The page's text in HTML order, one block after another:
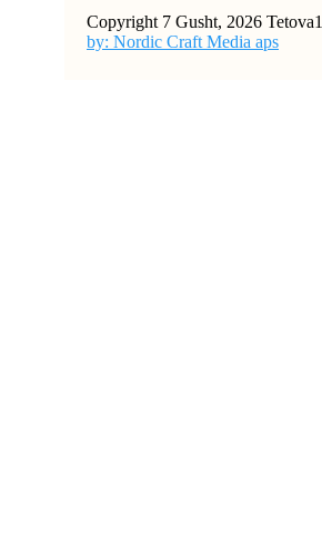
Copyright 7 Gusht, 2026
by: Nordic Craft Media aps